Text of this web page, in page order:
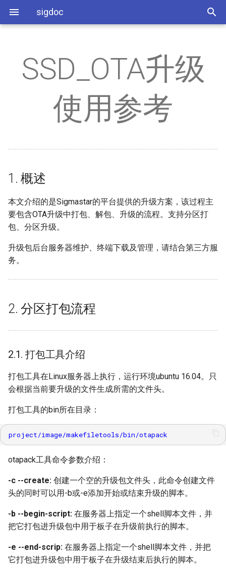
sigdoc
SSD_环境搭建
SSD_烧录说明
SSD_SigmaStar工具使用说明
PANEL
FB
GFX
VDEC
SSD_I2C使用参考
SSD_PWM使用参考
SSD_WATCHDOG使用参考
SSD_RTC使用参考
SSD_UART使用参考
SSD_SAR使用参考
SSD_Flash母片制作
SSD_FLASH写保护设置指南
SSD_Timer使用参考
SSD_Audio调试说明
SSD_语音对讲常见问题说明
SSD_AUDIO使用参考
SSD_FrameBuf介绍
SSD_PQ调试指南
SSD_DISP点屏参考
SSD_WLAN使用参考
SSD_Ethernet使用参考
SSD_BOOTLOGO
SSD_FLASH&DDR
SSD_Uuid获取指南
SSD_Perf使用参考
SSD_触控驱动集成参考
SSD_FUART流控使用参考
SSD_STR使用说明
SSD_高精度时钟说明
1. 概述
2. 分区打包流程
2.1. 打包工具介绍
DATA打包
2.5. ubifs/ squashfs/ jffs2
2.6. 个别文件打包
3.1. 升级流程
3.4. 非压缩的升级包更新
3.5. 升级UI显示
3.6. 升级状态获取
3.7. SPI-NAND坏块处理
缩略语 Audio Q&A
Framebuf Q&A
Misc Q&A
ENV Q&A
HDMI Q&A
GPIO Q&A
PQ Q&A
内存统计案例
SSD_OTA升级
使用参考
1. 概述
本文介绍的是Sigmastar的平台提供的升级方案，该过程主
要包含OTA升级中打包、解包、升级的流程。支持分区打
包、分区升级。
升级包后台服务器维护、终端下载及管理，请结合第三方服
务。
2. 分区打包流程
2.1. 打包工具介绍
打包工具在Linux服务器上执行，运行环境ubuntu 16.04。只
会根据当前要升级的文件生成所需的文件头。
打包工具的bin所在目录：
otapack工具命令参数介绍：
-c --create: 创建一个空的升级包文件头，此命令创建文件
头的同时可以用-b或-e添加开始或结束升级的脚本。
-b --begin-script: 在服务器上指定一个shell脚本文件，并
把它打包进升级包中用于板子在升级前执行的脚本。
-e --end-scrip: 在服务器上指定一个shell脚本文件，并把
它打包进升级包中用于板子在升级结束后执行的脚本。